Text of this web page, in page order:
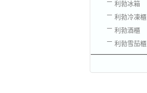
利勃冰箱
利勃冷凍櫃
利勃酒櫃
利勃雪茄櫃